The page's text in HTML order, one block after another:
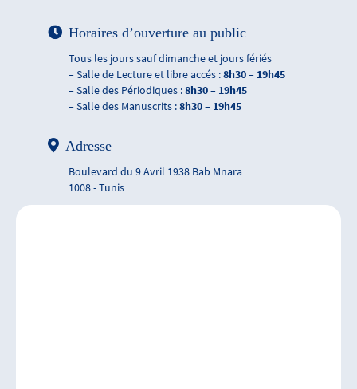
Horaires d’ouverture au public
Tous les jours sauf dimanche et jours fériés
– Salle de Lecture et libre accés :8h30 – 19h45
– Salle des Périodiques :8h30 – 19h45
– Salle des Manuscrits :8h30 – 19h45
Adresse
Boulevard du 9 Avril 1938 Bab Mnara
1008 - Tunis